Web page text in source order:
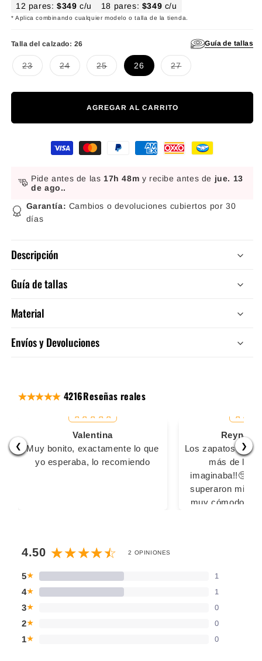
12 pares: $349 c/u 18 pares: $349 c/u
* Aplica combinando cualquier modelo o talla de la tienda.
Talla del calzado: 26 Guía de tallas
23
Variante agotada o no disponible
24
Variante agotada o no disponible
25
Variante agotada o no disponible
26 27
Variante agotada o no
AGREGAR AL CARRITO
Formas de pago
Pide antes de las 17h 48m y recibe antes de jue. 13
de ago..
Garantía: Cambios o devoluciones cubiertos por 30
días
Descripción
Guía de tallas
Material
Envíos y Devoluciones
4216Reseñas reales
❮ ❯
Valentina
Muy bonito, exactamente lo que
yo esperaba, lo recomiendo
Reyna
Los zapatos son
más de lo
imaginaba!!🥺🥺
superaron mis
muy cómodos
comprar con
4.50 2 OPINIONES
5★ 1
4★ 1
3★ 0
2★ 0
1★ 0